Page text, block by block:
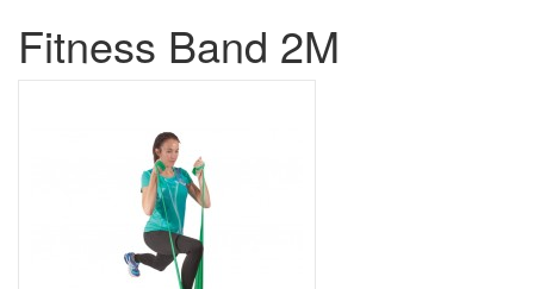
Fitness Band 2M